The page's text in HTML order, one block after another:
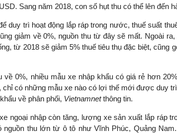
Sang năm 2018, con số hụt thu có thể lên đến
duy trì hoạt động lắp ráp trong nước, thuế suất
giảm về 0%, nguồn thu từ đây sẽ mất. Ngoài
từ 2018 sẽ giảm 5% thuế tiêu thụ đặc biệt, cũng
về 0%, nhiều mẫu xe nhập khẩu có giá rẻ hơn
có những mẫu xe nào có lợi thế mới được duy
về phân phối, Vietnamnetthông tin.
ngoại nhập còn tăng, lượng xe sản xuất lắp ráp
nguồn thu lớn từ ô tô như Vĩnh Phúc, Quảng